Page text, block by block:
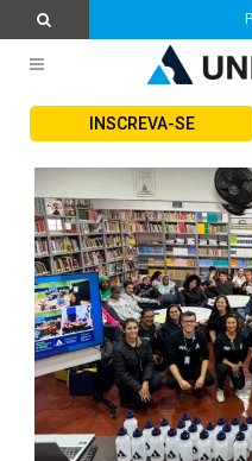
INSCREVA-SE